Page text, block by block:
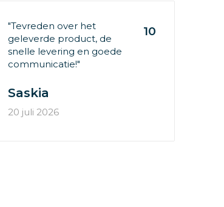
"Tevreden over het
geleverde product, de
snelle levering en goede
communicatie!"
10
Saskia
20 juli 2026